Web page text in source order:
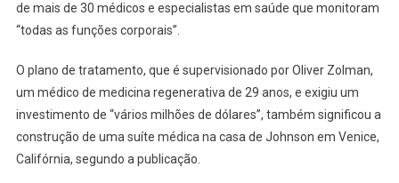
de mais de 30 médicos e especialistas em saúde que monitoram
“todas as funções corporais”.
O plano de tratamento, que é supervisionado por Oliver Zolman,
um médico de medicina regenerativa de 29 anos, e exigiu um
investimento de “vários milhões de dólares”, também significou a
construção de uma suíte médica na casa de Johnson em Venice,
Califórnia, segundo a publicação.